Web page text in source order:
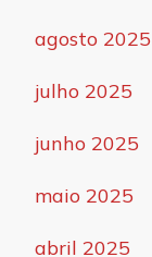
agosto 2025
julho 2025
junho 2025
maio 2025
abril 2025